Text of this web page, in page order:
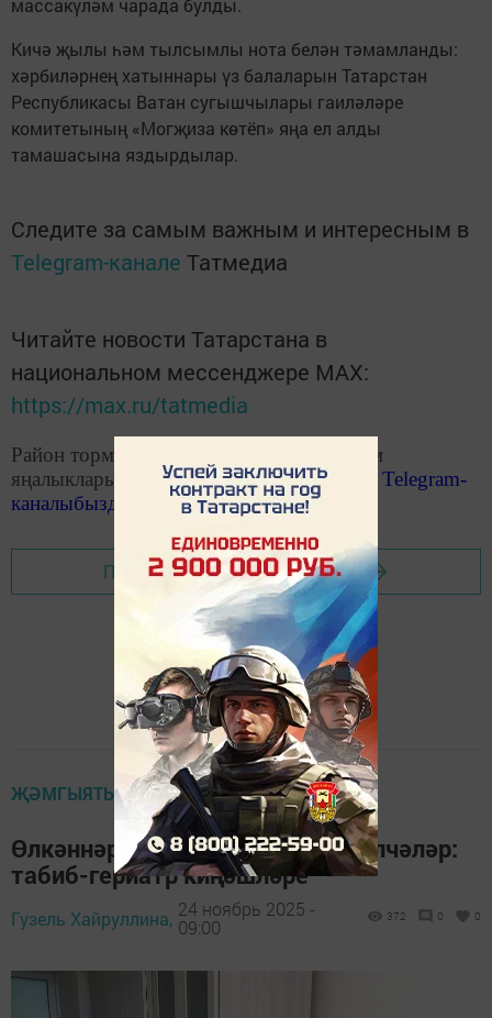
Кичә җылы һәм тылсымлы нота белән тәмамланды:
хәрбиләрнең хатыннары үз балаларын Татарстан
Республикасы Ватан сугышчылары гаиләләре
комитетының «Могҗиза көтёп» яңа ел алды
тамашасына яздырдылар.
Следите за самым важным и интересным в
Telegram-канале Татмедиа
Читайте новости Татарстана в
национальном мессенджере MАХ:
https://max.ru/tatmedia
Район тормышына кагылышлы иң мөһим
яңалыкларыбызны «Чистополь-информ» Telegram-
каналыбызда
да укыгыз
Перейти на страницу новости
ҖӘМГЫЯТЬ
Өлкәннәр өчен иң файдалы яшелчәләр:
табиб-гериатр киңәшләре
Гузель Хайруллина, 24 ноябрь 2025 -
09:00
372 0 0